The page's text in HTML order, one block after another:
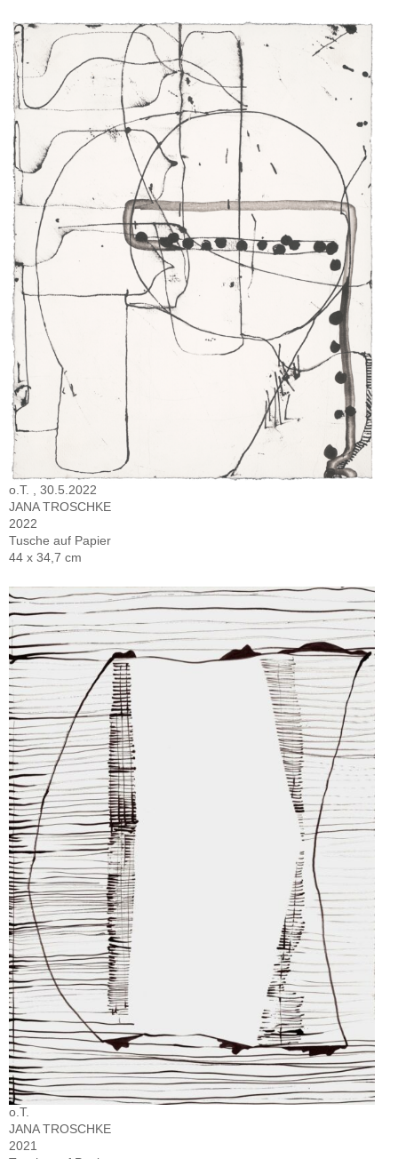
o.T. , 30.5.2022
JANA TROSCHKE
2022
Tusche auf Papier
44 x 34,7 cm
o.T.
JANA TROSCHKE
2021